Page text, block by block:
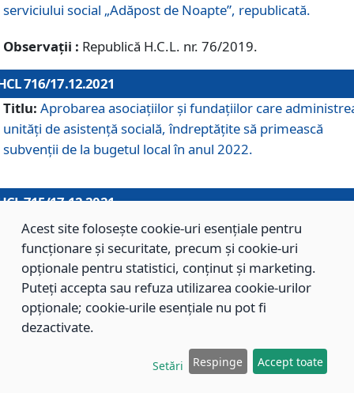
serviciului social „Adăpost de Noapte”, republicată.
Observații : Republică H.C.L. nr. 76/2019.
716/17.12.2021
Titlu: Aprobarea asociaţiilor şi fundaţiilor care
unităţi de asistenţă socială, îndreptăţite să primească
subvenţii de la bugetul local în anul 2022.
715/17.12.2021
Titlu: Aprobarea Planului de acţiuni sau lucrări de interes
local pentru anul 2022.
714/17.12.2021
Titlu: Modificarea Anexei la H.C.L. nr. 709/2020 privind
aprobarea Regulamentului de Organizare şi Funcţionare
Direcţiei de Asistenţă Socială Braşov.
Acest site folosește cookie-uri esențiale pentru
funcționare și securitate, precum și cookie-uri
opționale pentru statistici, conținut și marketing.
Puteți accepta sau refuza utilizarea cookie-urilor
opționale; cookie-urile esențiale nu pot fi
dezactivate.
Setări Respinge Accept toate